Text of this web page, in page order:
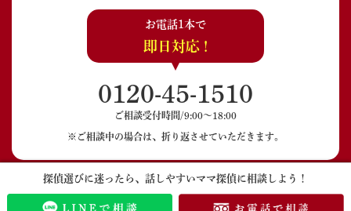
お電話1本で
即日対応 !
0120-45-1510
ご相談受付時間/9:00〜18:00
※ご相談中の場合は、折り返させていただきます。
LINEでのご相談 メールでのご相談
探偵選びに迷ったら、話しやすいママ探偵に相談しよう！